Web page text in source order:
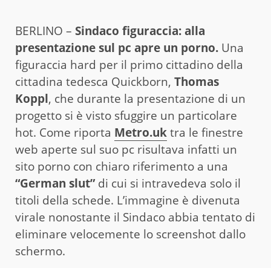
BERLINO – Sindaco figuraccia: alla
presentazione sul pc apre un porno. Una
figuraccia hard per il primo cittadino della
cittadina tedesca Quickborn, Thomas
Koppl, che durante la presentazione di un
progetto si è visto sfuggire un particolare
hot. Come riporta Metro.uktra le finestre
web aperte sul suo pc risultava infatti un
sito porno con chiaro riferimento a una
“German slut” di cui si intravedeva solo il
titoli della schede. L’immagine è divenuta
virale nonostante il Sindaco abbia tentato di
eliminare velocemente lo screenshot dallo
schermo.